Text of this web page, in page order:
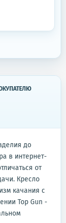
до
в интернет-
от
Кресло
качания с
Top Gun -